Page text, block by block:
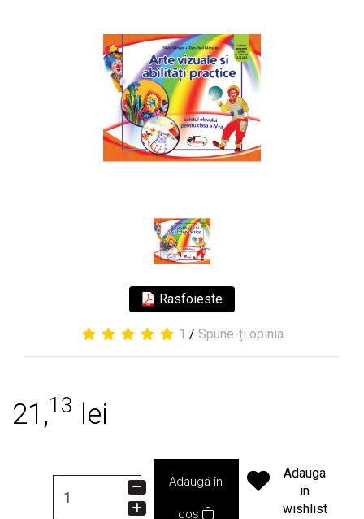
Rasfoieste
1 / Spune-ți opinia
21,13 lei
Adaugă în
coș
Adauga
in
wishlist